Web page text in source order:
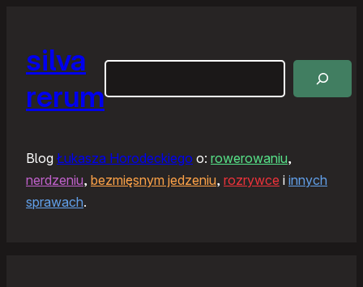
silva
rerum
Blog Łukasza Horodeckiego o: rowerowaniu,
nerdzeniu, bezmięsnym jedzeniu, rozrywce i innych
sprawach.